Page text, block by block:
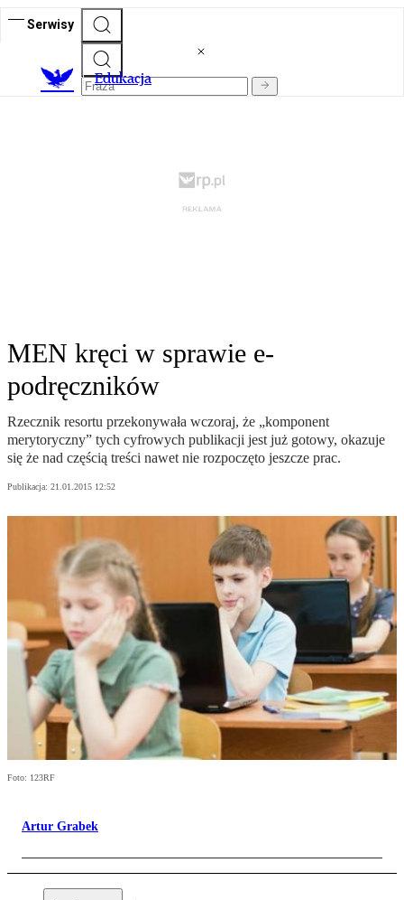
Serwisy
Edukacja
MEN kręci w sprawie e-
podręczników
Rzecznik resortu przekonywała wczoraj, że „komponent
merytoryczny” tych cyfrowych publikacji jest już gotowy, okazuje
się że nad częścią treści nawet nie rozpoczęto jeszcze prac.
Publikacja: 21.01.2015 12:52
Foto: 123RF
Artur Grabek